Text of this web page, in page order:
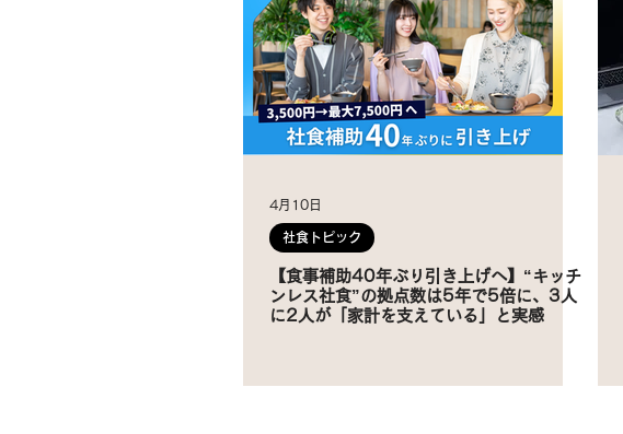
4月10日
社食トピック
【食事補助40年ぶり引き上げへ】“キッチ
ンレス社食”の拠点数は5年で5倍に、3人
に2人が「家計を支えている」と実感